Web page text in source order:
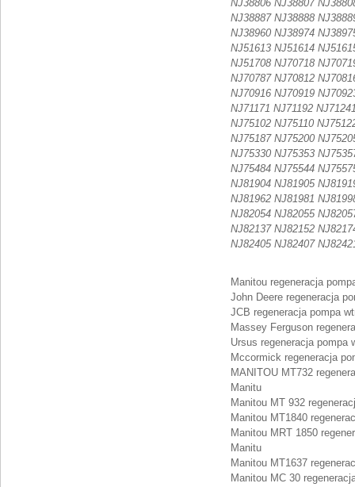
NJ38806 NJ38807
NJ38887 NJ38888
NJ38960 NJ38974
NJ51613 NJ51614
NJ51708 NJ70718
NJ70787 NJ70812
NJ70916 NJ70919
NJ71171 NJ71192
NJ75102 NJ75110
NJ75187 NJ75200
NJ75330 NJ75353
NJ75484 NJ75544
NJ81904 NJ81905
NJ81962 NJ81981
NJ82054 NJ82055
NJ82137 NJ82152
NJ82405 NJ82407
Manitou regeneracja
John Deere regeneracja
JCB regeneracja pompa
Massey Ferguson
Ursus regeneracja pompa
Mccormick regeneracja
MANITOU MT732
Manitu
Manitou MT 932
Manitou MT1840
Manitou MRT 1850
Manitu
Manitou MT1637
Manitou MC 30